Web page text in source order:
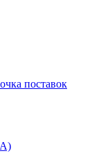
поставок